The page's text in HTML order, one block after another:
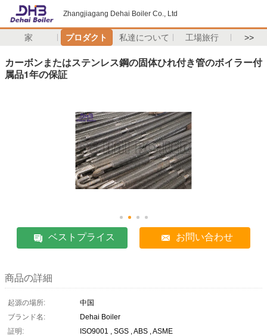
Zhangjiagang Dehai Boiler Co., Ltd
家 プロダクト 私達について 工場旅行 >>
カーボンまたはステンレス鋼の固体ひれ付き管のボイラー付
属品1年の保証
ベストプライス お問い合わせ
商品の詳細
起源の場所:
中国
ブランド名:
Dehai Boiler
証明:
ISO9001 , SGS , ABS , ASME